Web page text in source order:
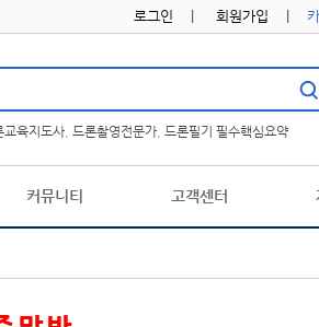
로그인 회원가입
교육지도사 드론촬영전문가 드론필기 필수핵심요약
커뮤니티 고객센터